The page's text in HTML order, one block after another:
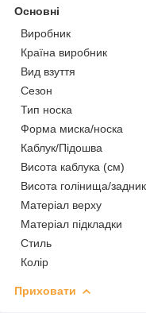
Основні
Виробник
Країна виробник
Вид взуття
Сезон
Тип носка
Форма миска/носка
Каблук/Підошва
Висота каблука (см)
Висота голінища/
Матеріал верху
Матеріал підкладки
Стиль
Колір
Приховати